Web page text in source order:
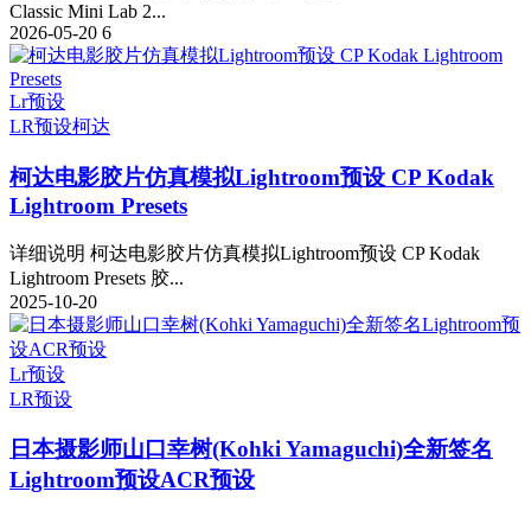
Classic Mini Lab 2...
2026-05-20 6
Lr预设
LR预设柯达
柯达电影胶片仿真模拟Lightroom预设 CP Kodak
Lightroom Presets
详细说明 柯达电影胶片仿真模拟Lightroom预设 CP Kodak
Lightroom Presets 胶...
2025-10-20
Lr预设
LR预设
日本摄影师山口幸树(Kohki Yamaguchi)全新签名
Lightroom预设ACR预设